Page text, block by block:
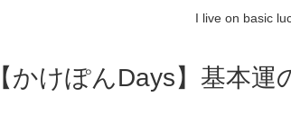
I live on basic
【かけぽんDays】基本